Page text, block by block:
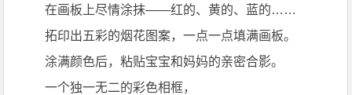
在画板上尽情涂抹——红的、黄的、蓝的……
拓印出五彩的烟花图案，一点一点填满画板。
涂满颜色后，粘贴宝宝和妈妈的亲密合影。
一个独一无二的彩色相框，